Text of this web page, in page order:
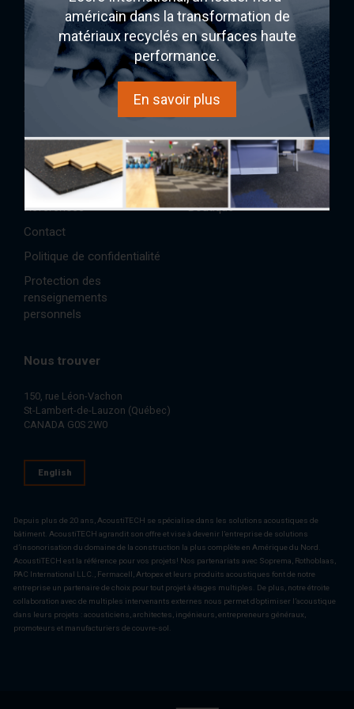
SONO/MAX25
Ecore
AcoustiTECH
Services et solutions
À propos
Partenaires
Réalisations/Études de cas
Références
Contact
Politique de confidentialité
Protection des
renseignements
personnels
Acheter
Expérience sonore
AcoustiINDEX
AcoustiCONDO
Où acheter
Boutique
Nous trouver
150, rue Léon-Vachon
St-Lambert-de-Lauzon (Québec)
CANADA G0S 2W0
English
Depuis plus de 20 ans, AcoustiTECH se spécialise dans les solutions acoustiques de
bâtiment. AcoustiTECH agrandit son offre et vise à devenir l’entreprise de solutions
d’insonorisation du domaine de la construction la plus complète en Amérique du Nord.
AcoustiTECH est la référence pour vos projets! Nos partenariats avec Soprema, Rothoblaas,
PAC International LLC., Fermacell, Artopex et leurs produits acoustiques font de notre
entreprise un partenaire de choix pour tout projet à étages multiples. De plus, notre étroite
collaboration avec de multiples intervenants externes nous permet d’optimiser l’acoustique
dans leurs projets : acousticiens, architectes, ingénieurs, entrepreneurs généraux,
promoteurs et manufacturiers de couvre-sol.
américain dans la transformation de
matériaux recyclés en surfaces haute
performance.
En savoir plus